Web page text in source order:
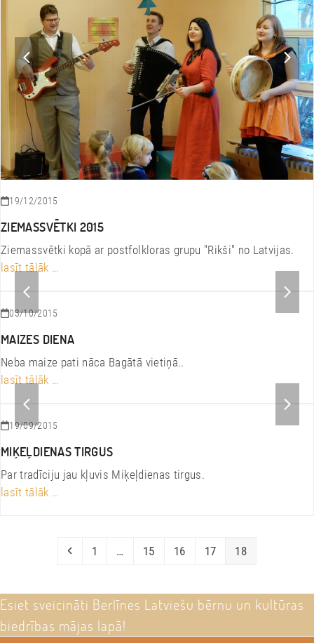
previous
slide
next
slide
19/12/2015
ZIEMASSVĒTKI 2015
Ziemassvētki kopā ar postfolkloras grupu "Rikši" no Latvijas.
lasīt tālāk …
slide
slide
03/10/2015
MAIZES DIENA
Neba maize pati nāca Bagātā vietiņā..
lasīt tālāk …
slide
slide
19/09/2015
MIĶEĻDIENAS TIRGUS
Par tradīciju jau kļuvis Miķeļdienas tirgus.
lasīt tālāk …
Previous
Page
1 … Page
15 Page
16 Page
17 Page
18
Esiet sveicināti Berlīnes Latviešu bērnu un kultūras
biedrības mājas lapā!